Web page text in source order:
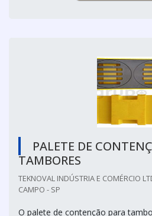
PALETE DE
TAMBORES
TEKNOVAL INDÚSTRIA E COMÉRCIO
CAMPO - SP
O palete de contenção para